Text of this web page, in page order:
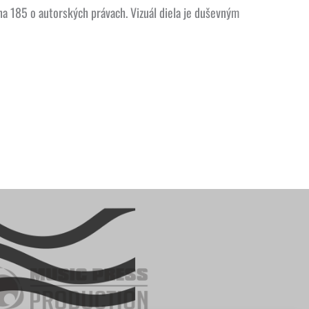
185 o autorských právach. Vizuál diela je duševným